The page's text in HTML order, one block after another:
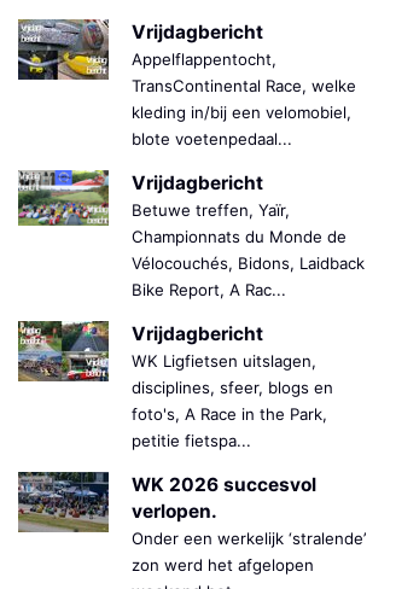
Vrijdagbericht
Appelflappentocht,
TransContinental Race, welke
kleding in/bij een velomobiel,
blote voetenpedaal...
Vrijdagbericht
Betuwe treffen, Yaïr,
Championnats du Monde de
Vélocouchés, Bidons, Laidback
Bike Report, A Rac...
Vrijdagbericht
WK Ligfietsen uitslagen,
disciplines, sfeer, blogs en
foto's, A Race in the Park,
petitie fietspa...
WK 2026 succesvol
verlopen.
Onder een werkelijk ‘stralende’
zon werd het afgelopen